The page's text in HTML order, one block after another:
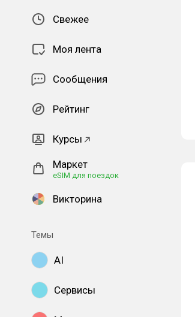
Свежее
Моя лента
Сообщения
Рейтинг
Курсы
Маркет
eSIM для поездок
Викторина
Темы
AI
Сервисы